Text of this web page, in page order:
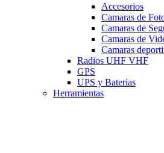
Accesorios
Camaras de
Camaras de
Camaras de
Camaras
Radios UHF VHF
GPS
UPS y Baterias
Herramientas